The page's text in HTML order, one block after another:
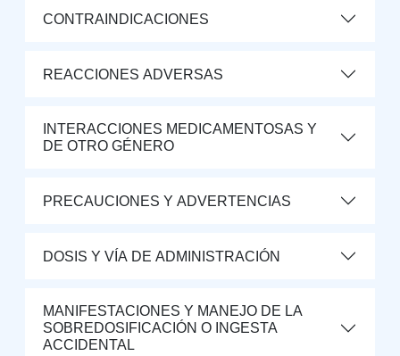
CONTRAINDICACIONES
REACCIONES ADVERSAS
INTERACCIONES MEDICAMENTOSAS Y
DE OTRO GÉNERO
PRECAUCIONES Y ADVERTENCIAS
DOSIS Y VÍA DE ADMINISTRACIÓN
MANIFESTACIONES Y MANEJO DE LA
SOBREDOSIFICACIÓN O INGESTA
ACCIDENTAL